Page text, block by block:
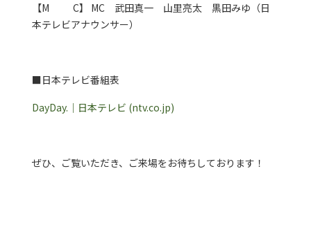
【M C】 MC 武田真一 山里亮太 黒田みゆ（日
本テレビアナウンサー）
■日本テレビ番組表
DayDay.｜日本テレビ (ntv.co.jp)
ぜひ、ご覧いただき、ご来場をお待ちしております！